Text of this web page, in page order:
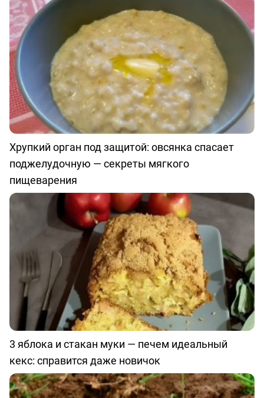
Хрупкий орган под защитой: овсянка спасает
поджелудочную — секреты мягкого
пищеварения
3 яблока и стакан муки — печем идеальный
кекс: справится даже новичок